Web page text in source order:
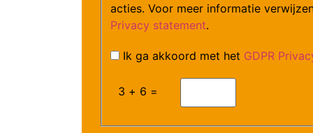
acties. Voor meer informatie
Privacy statement.
Ik ga akkoord met het GDPR
3 + 6 =